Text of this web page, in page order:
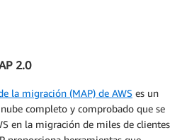
2.0
la migración (MAP) de AWS es un
completo y comprobado que se
en la migración de miles de clientes